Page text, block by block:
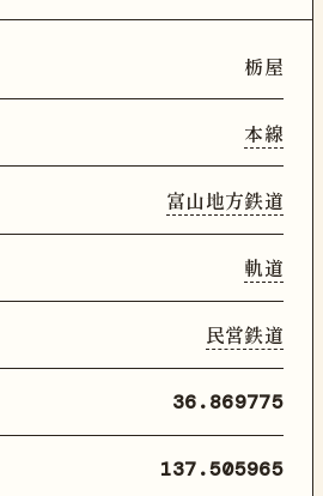
栃屋
本線
富山地方鉄道
軌道
民営鉄道
36.869775
137.505965